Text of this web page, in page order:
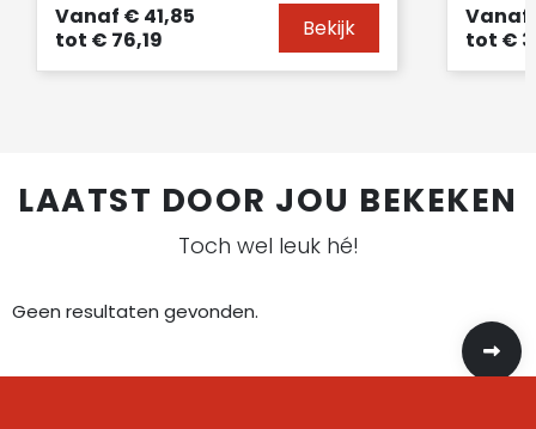
Vanaf € 41,85
tot € 76,19 Bekijk Vanaf
tot €
LAATST DOOR JOU BEKEKEN
Toch wel leuk hé!
Geen resultaten gevonden.